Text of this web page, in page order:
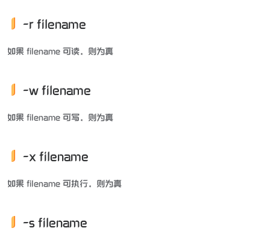
-r filename
如果 filename 可读，则为真
-w filename
如果 filename 可写，则为真
-x filename
如果 filename 可执行，则为真
-s filename